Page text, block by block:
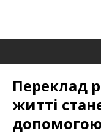
Переклад
житті